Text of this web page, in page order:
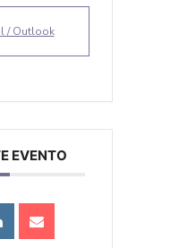
/ Outlook
EVENTO